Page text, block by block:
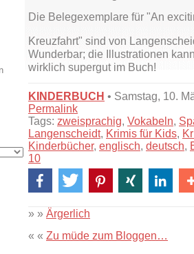
Die Belegexemplare für "An
Kreuzfahrt" sind von
Wunderbar; die Illustrationen
wirklich supergut im Buch!
KINDERBUCH • Samstag, 10.
Permalink
Tags: zweisprachig, Vokabeln,
Langenscheidt, Krimis für Kids,
Kinderbücher, englisch, deutsch,
10
» » Ärgerlich
« « Zu müde zum Bloggen…